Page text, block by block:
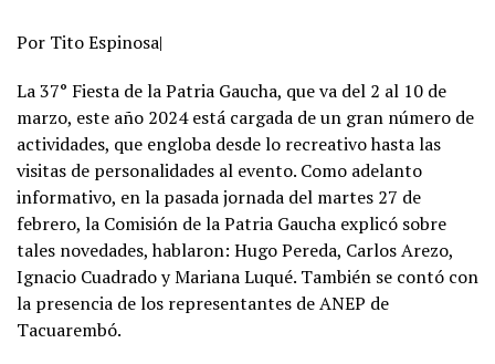
Por Tito Espinosa|
La 37° Fiesta de la Patria Gaucha, que va del 2 al 10 de
marzo, este año 2024 está cargada de un gran número de
actividades, que engloba desde lo recreativo hasta las
visitas de personalidades al evento. Como adelanto
informativo, en la pasada jornada del martes 27 de
febrero, la Comisión de la Patria Gaucha explicó sobre
tales novedades, hablaron: Hugo Pereda, Carlos Arezo,
Ignacio Cuadrado y Mariana Luqué. También se contó con
la presencia de los representantes de ANEP de
Tacuarembó.